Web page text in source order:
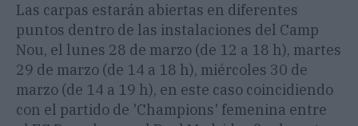
Las carpas estarán abiertas en diferentes
puntos dentro de las instalaciones del Camp
Nou, el lunes 28 de marzo (de 12 a 18 h), martes
29 de marzo (de 14 a 18 h), miércoles 30 de
marzo (de 14 a 19 h), en este caso coincidiendo
con el partido de 'Champions' femenina entre